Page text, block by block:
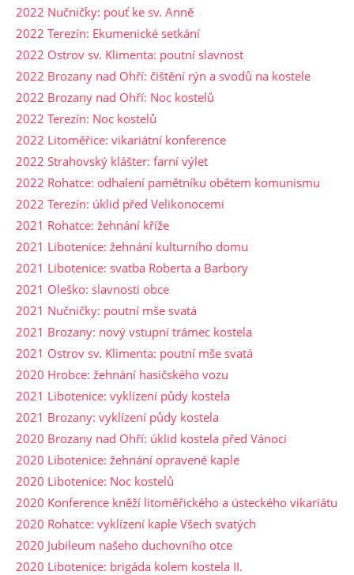
2022 Nučničky: pouť ke sv. Anně
2022 Terezín: Ekumenické setkání
2022 Ostrov sv. Klimenta: poutní slavnost
2022 Brozany nad Ohří: čištění rýn a svodů na kostele
2022 Brozany nad Ohří: Noc kostelů
2022 Terezín: Noc kostelů
2022 Litoměřice: vikariátní konference
2022 Strahovský klášter: farní výlet
2022 Rohatce: odhalení pamětníku obětem komunismu
2022 Terezín: úklid před Velikonocemi
2021 Rohatce: žehnání kříže
2021 Libotenice: žehnání kulturního domu
2021 Libotenice: svatba Roberta a Barbory
2021 Oleško: slavnosti obce
2021 Nučničky: poutní mše svatá
2021 Brozany: nový vstupní trámec kostela
2021 Ostrov sv. Klimenta: poutní mše svatá
2020 Hrobce: žehnání hasičského vozu
2021 Libotenice: vyklízení půdy kostela
2021 Brozany: vyklízení půdy kostela
2020 Brozany nad Ohří: úklid kostela před Vánoci
2020 Libotenice: žehnání opravené kaple
2020 Libotenice: Noc kostelů
2020 Konference kněží litoměřického a ústeckého vikariátu
2020 Rohatce: vyklízení kaple Všech svatých
2020 Jubileum našeho duchovního otce
2020 Libotenice: brigáda kolem kostela II.